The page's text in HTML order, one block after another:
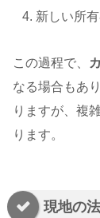
新しい所
この過程で、
なる場合もあ
りますが、複
ります。
現地の